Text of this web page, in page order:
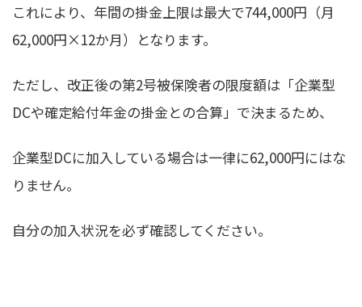
これにより、年間の掛金上限は最大で744,000円（月
62,000円×12か月）となります。
ただし、改正後の第2号被保険者の限度額は「企業型
DCや確定給付年金の掛金との合算」で決まるため、
企業型DCに加入している場合は一律に62,000円にはな
りません。
自分の加入状況を必ず確認してください。